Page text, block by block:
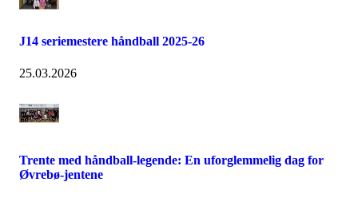
J14 seriemestere håndball 2025-26
25.03.2026
Trente med håndball-legende: En uforglemmelig dag for
Øvrebø-jentene